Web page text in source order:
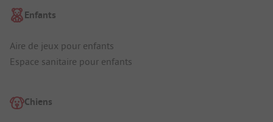
Enfants
Aire de jeux pour enfants
Espace sanitaire pour enfants
Chiens